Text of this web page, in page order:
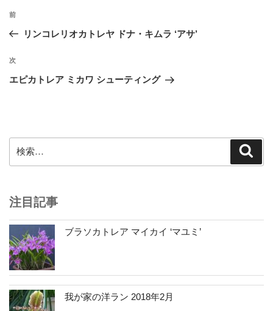
投
ビ
ゲ
ン
前
の
稿
前
リンコレリオカトレヤ ドナ・キムラ ‘アサ’
次
の
次
エピカトレア ミカワ シューティング
索:
注目記事
ブラソカトレア マイカイ ‘マユミ’
我が家の洋ラン 2018年2月